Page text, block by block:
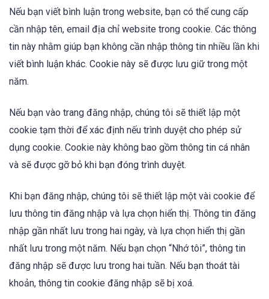
Nếu bạn viết bình luận trong website, bạn có thể cung cấp
cần nhập tên, email địa chỉ website trong cookie. Các thông
tin này nhằm giúp bạn không cần nhập thông tin nhiều lần khi
viết bình luận khác. Cookie này sẽ được lưu giữ trong một
năm.
Nếu bạn vào trang đăng nhập, chúng tôi sẽ thiết lập một
cookie tạm thời để xác định nếu trình duyệt cho phép sử
dụng cookie. Cookie này không bao gồm thông tin cá nhân
và sẽ được gỡ bỏ khi bạn đóng trình duyệt.
Khi bạn đăng nhập, chúng tôi sẽ thiết lập một vài cookie để
lưu thông tin đăng nhập và lựa chọn hiển thị. Thông tin đăng
nhập gần nhất lưu trong hai ngày, và lựa chọn hiển thị gần
nhất lưu trong một năm. Nếu bạn chọn “Nhớ tôi”, thông tin
đăng nhập sẽ được lưu trong hai tuần. Nếu bạn thoát tài
khoản, thông tin cookie đăng nhập sẽ bị xoá.